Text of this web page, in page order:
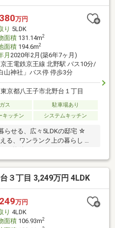
万円
り 5LDK
面積131.14m2
面積194.6m2
月 2020年2月(築6年7ヶ月)
京王電鉄京王線 北野駅 バス10分/
山神社」バス停 停歩3分
東京都八王子市北野台１丁目
ス
駐車場あり
キッチン システムキッチン
らせる、広々5LDKの邸宅 ☆
る、ワンランク上の暮らし ☆
３丁目 3,249万円 4LDK
万円
り 4LDK
面積106.93m2